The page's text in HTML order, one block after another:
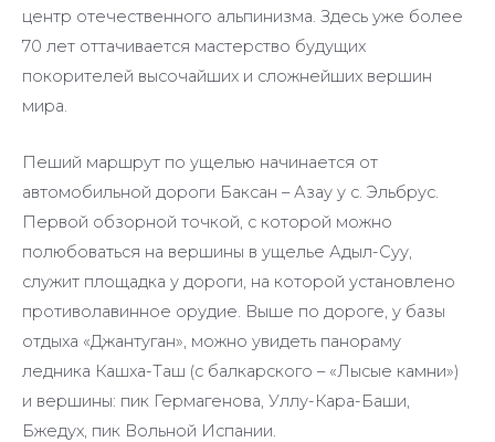
центр отечественного альпинизма. Здесь уже более
70 лет оттачивается мастерство будущих
покорителей высочайших и сложнейших вершин
мира.
Пеший маршрут по ущелью начинается от
автомобильной дороги Баксан – Азау у с. Эльбрус.
Первой обзорной точкой, с которой можно
полюбоваться на вершины в ущелье Адыл-Суу,
служит площадка у дороги, на которой установлено
противолавинное орудие. Выше по дороге, у базы
отдыха «Джантуган», можно увидеть панораму
ледника Кашха-Таш (с балкарского – «Лысые камни»)
и вершины: пик Гермагенова, Уллу-Кара-Баши,
Бжедух, пик Вольной Испании.